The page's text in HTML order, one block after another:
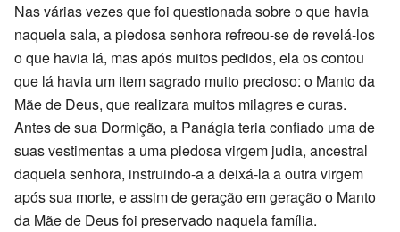
Nas várias vezes que foi questionada sobre o que havia
naquela sala, a piedosa senhora refreou-se de revelá-los
o que havia lá, mas após muitos pedidos, ela os contou
que lá havia um item sagrado muito precioso: o Manto da
Mãe de Deus, que realizara muitos milagres e curas.
Antes de sua Dormição, a Panágia teria confiado uma de
suas vestimentas a uma piedosa virgem judia, ancestral
daquela senhora, instruindo-a a deixá-la a outra virgem
após sua morte, e assim de geração em geração o Manto
da Mãe de Deus foi preservado naquela família.